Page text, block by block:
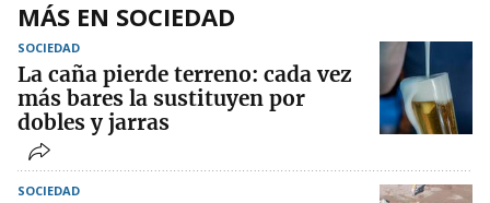
MÁS EN SOCIEDAD
SOCIEDAD
La caña pierde terreno: cada vez
más bares la sustituyen por
dobles y jarras
SOCIEDAD